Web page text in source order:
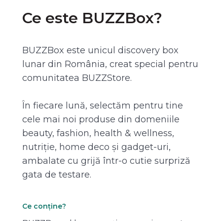
Ce este BUZZBox?
BUZZBox este unicul discovery box
lunar din România, creat special pentru
comunitatea BUZZStore.
În fiecare lună, selectăm pentru tine
cele mai noi produse din domeniile
beauty, fashion, health & wellness,
nutriție, home deco și gadget-uri,
ambalate cu grijă într-o cutie surpriză
gata de testare.
Ce conține?